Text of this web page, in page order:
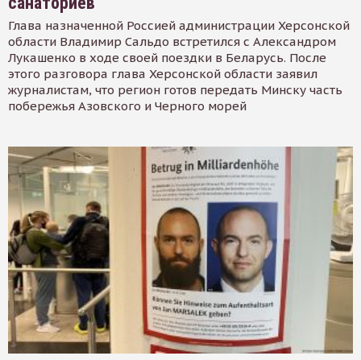
Глава назначенной Россией администрации Херсонской
области Владимир Сальдо встретился с Александром
Лукашенко в ходе своей поездки в Беларусь. После
этого разговора глава Херсонской области заявил
журналистам, что регион готов передать Минску часть
побережья Азовского и Черного морей